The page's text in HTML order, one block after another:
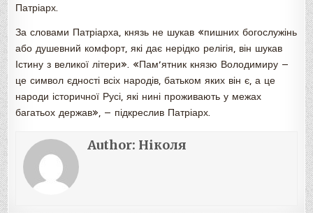
Патріарх.
За словами Патріарха, князь не шукав «пишних богослужінь
або душевний комфорт, які дає нерідко релігія, він шукав
Істину з великої літери». «Пам’ятник князю Володимиру —
це символ єдності всіх народів, батьком яких він є, а це
народи історичної Русі, які нині проживають у межах
багатьох держав», — підкреслив Патріарх.
Author: Ніколя